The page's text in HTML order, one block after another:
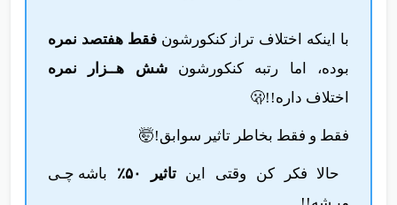
با اینکه اختلاف تراز کنکورشونفقط هفتصد نمره
بوده، اما رتبه کنکورشونشش هــزار نمره
اختلاف داره!!🫢
فقط و فقط بخاطر تاثیر سوابق!🤯
حالا فکر کن وقتی اینتاثیر ۵۰٪
باشه چـی